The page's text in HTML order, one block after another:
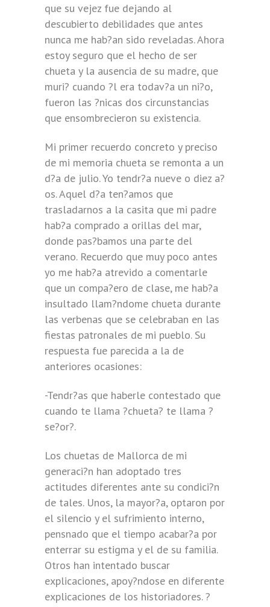
que su vejez fue dejando al
descubierto debilidades que antes
nunca me hab?an sido reveladas. Ahora
estoy seguro que el hecho de ser
chueta y la ausencia de su madre, que
muri? cuando ?l era todav?a un ni?o,
fueron las ?nicas dos circunstancias
que ensombrecieron su existencia.
Mi primer recuerdo concreto y preciso
de mi memoria chueta se remonta a un
d?a de julio. Yo tendr?a nueve o diez a?
os. Aquel d?a ten?amos que
trasladarnos a la casita que mi padre
hab?a comprado a orillas del mar,
donde pas?bamos una parte del
verano. Recuerdo que muy poco antes
yo me hab?a atrevido a comentarle
que un compa?ero de clase, me hab?a
insultado llam?ndome chueta durante
las verbenas que se celebraban en las
fiestas patronales de mi pueblo. Su
respuesta fue parecida a la de
anteriores ocasiones:
-Tendr?as que haberle contestado que
cuando te llama ?chueta? te llama ?
se?or?.
Los chuetas de Mallorca de mi
generaci?n han adoptado tres
actitudes diferentes ante su condici?n
de tales. Unos, la mayor?a, optaron por
el silencio y el sufrimiento interno,
pensnado que el tiempo acabar?a por
enterrar su estigma y el de su familia.
Otros han intentado buscar
explicaciones, apoy?ndose en diferente
explicaciones de los historiadores. ?